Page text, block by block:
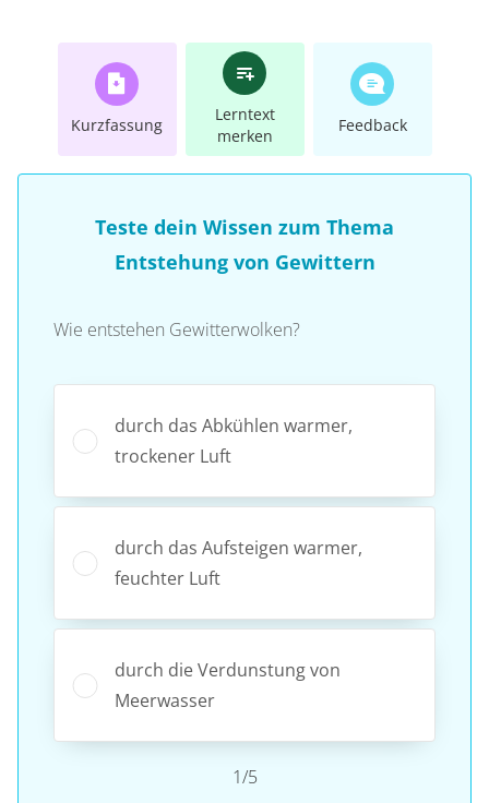
Kurzfassung
Lerntext
merken
Feedback
Teste dein Wissen zum Thema
Entstehung von Gewittern
Wie entstehen Gewitterwolken?
durch das Abkühlen warmer,
trockener Luft
durch das Aufsteigen warmer,
feuchter Luft
durch die Verdunstung von
Meerwasser
1/5